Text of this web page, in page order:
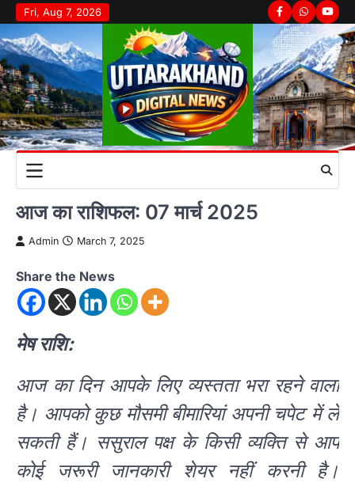
Skip
to
content
Fri, Aug 7, 2026 Facebook
Whatsapp
आज का राशिफल: 07 मार्च 2025
Admin March 7, 2025
Share the News
मेष राशि:
आज का दिन आपके लिए व्यस्तता भरा रहने वाला
है। आपको कुछ मौसमी बीमारियां अपनी चपेट में ले
सकती हैं। ससुराल पक्ष के किसी व्यक्ति से आप
कोई जरूरी जानकारी शेयर नहीं करनी है।